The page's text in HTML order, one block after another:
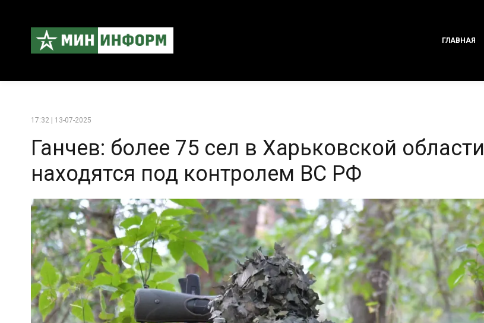
ГЛАВНАЯ
17:32 | 13-07-2025
Ганчев: более 75 сел в Харьковской области
находятся под контролем ВС РФ